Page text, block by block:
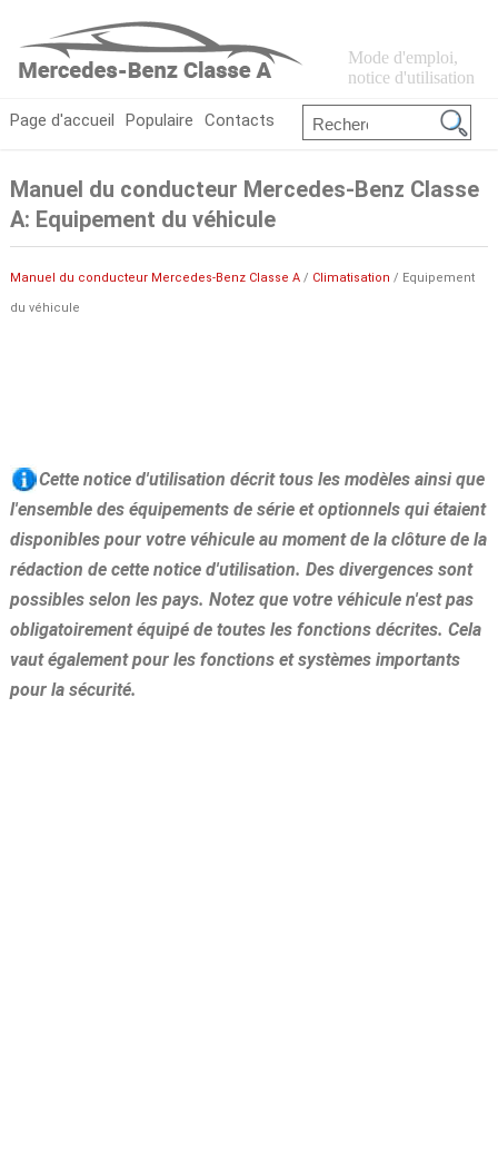
Mode d'emploi,
notice d'utilisation
Page d'accueil Populaire Contacts
Manuel du conducteur Mercedes-Benz Classe
A: Equipement du véhicule
Manuel du conducteur Mercedes-Benz Classe A/ Climatisation / Equipement
du véhicule
Cette notice d'utilisation décrit tous les modèles ainsi que
l'ensemble des équipements de série et optionnels qui étaient
disponibles pour votre véhicule au moment de la clôture de la
rédaction de cette notice d'utilisation. Des divergences sont
possibles selon les pays. Notez que votre véhicule n'est pas
obligatoirement équipé de toutes les fonctions décrites. Cela
vaut également pour les fonctions et systèmes importants
pour la sécurité.